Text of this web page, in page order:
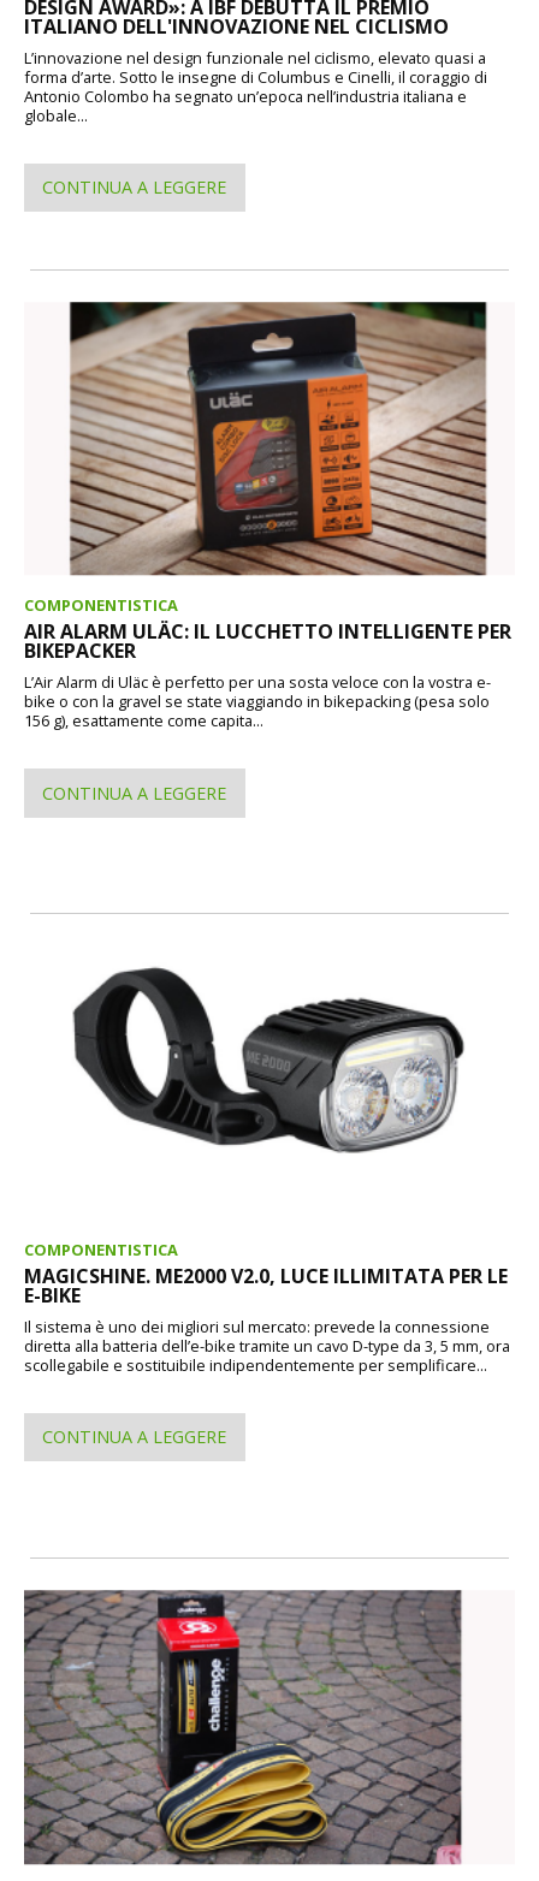
DESIGN AWARD»: A IBF DEBUTTA IL PREMIO
ITALIANO DELL'INNOVAZIONE NEL CICLISMO
L’innovazione nel design funzionale nel ciclismo, elevato quasi a
forma d’arte. Sotto le insegne di Columbus e Cinelli, il coraggio di
Antonio Colombo ha segnato un’epoca nell’industria italiana e
globale...
CONTINUA A LEGGERE
COMPONENTISTICA
AIR ALARM ULÄC: IL LUCCHETTO INTELLIGENTE PER
BIKEPACKER
L’Air Alarm di Uläc è perfetto per una sosta veloce con la vostra e-
bike o con la gravel se state viaggiando in bikepacking (pesa solo
156 g), esattamente come capita...
CONTINUA A LEGGERE
COMPONENTISTICA
MAGICSHINE. ME2000 V2.0, LUCE ILLIMITATA PER LE
E-BIKE
Il sistema è uno dei migliori sul mercato: prevede la connessione
diretta alla batteria dell’e-bike tramite un cavo D-type da 3, 5 mm, ora
scollegabile e sostituibile indipendentemente per semplificare...
CONTINUA A LEGGERE